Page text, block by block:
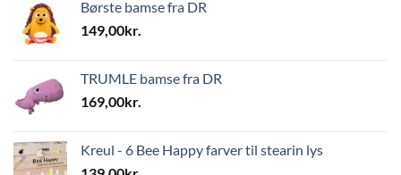
Børste bamse fra DR
149,00kr.
TRUMLE bamse fra DR
169,00kr.
Kreul - 6 Bee Happy farver til stearin lys